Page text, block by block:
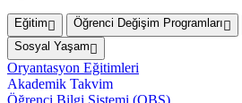
Eğitim Öğrenci Değişim Programları
Sosyal Yaşam
Oryantasyon Eğitimleri
Akademik Takvim